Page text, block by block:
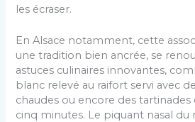
les écraser.
En Alsace notamment, cette
une tradition bien ancrée, se
astuces culinaires innovantes,
blanc relevé au raifort servi avec
chaudes ou encore des
cinq minutes. Le piquant nasal du